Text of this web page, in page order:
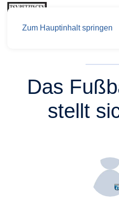
Zum Hauptinhalt springen
Das
stellt